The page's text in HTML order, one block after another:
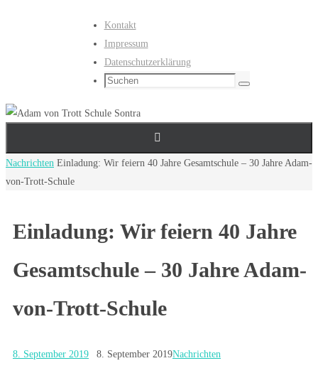
Kontakt
Impressum
Datenschutzerklärung
Suchen
Suchen
Start
Nachrichten Einladung: Wir feiern 40 Jahre Gesamtschule – 30 Jahre Adam-
von-Trott-Schule
Einladung: Wir feiern 40 Jahre
Gesamtschule – 30 Jahre Adam-
von-Trott-Schule
8. September 2019 8. September 2019Nachrichten